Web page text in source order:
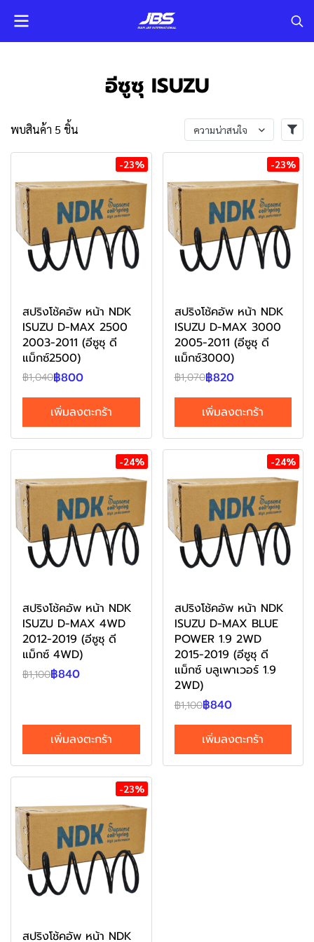
อีซูซุ ISUZU
พบสินค้า 5 ชิ้น ความน่าสนใจ
-23%
สปริงโช้คอัพ หน้า NDK
ISUZU D-MAX 2500
2003-2011 (อีซูซุ ดี
แม็กซ์2500)
฿1,040฿800
เพิ่มลงตะกร้า
-23%
สปริงโช้คอัพ หน้า NDK
ISUZU D-MAX 3000
2005-2011 (อีซูซุ ดี
แม็กซ์3000)
฿1,070฿820
เพิ่มลงตะกร้า
-24%
สปริงโช้คอัพ หน้า NDK
ISUZU D-MAX 4WD
2012-2019 (อีซูซุ ดี
แม็กซ์ 4WD)
฿1,100฿840
เพิ่มลงตะกร้า
-24%
สปริงโช้คอัพ หน้า NDK
ISUZU D-MAX BLUE
POWER 1.9 2WD
2015-2019 (อีซูซุ ดี
แม็กซ์ บลูเพาเวอร์ 1.9
2WD)
฿1,100฿840
เพิ่มลงตะกร้า
-23%
สปริงโช้คอัพ หน้า NDK